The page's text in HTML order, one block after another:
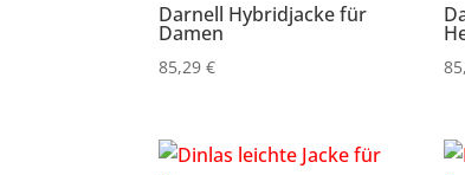
Darnell Hybridjacke für
Damen
85,29€